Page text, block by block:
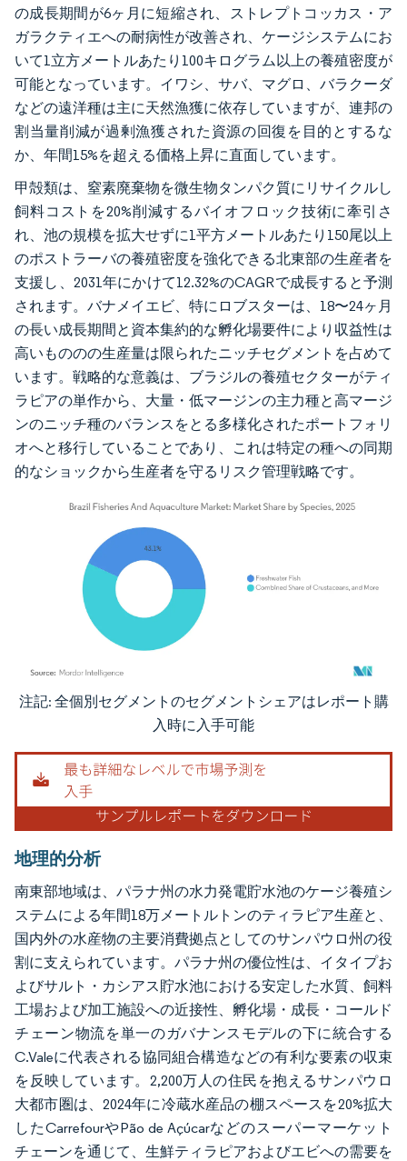
の成長期間が6ヶ月に短縮され、ストレプトコッカス・ア
ガラクティエへの耐病性が改善され、ケージシステムにお
いて1立方メートルあたり100キログラム以上の養殖密度が
可能となっています。イワシ、サバ、マグロ、バラクーダ
などの遠洋種は主に天然漁獲に依存していますが、連邦の
割当量削減が過剰漁獲された資源の回復を目的とするな
か、年間15%を超える価格上昇に直面しています。
甲殻類は、窒素廃棄物を微生物タンパク質にリサイクルし
飼料コストを20%削減するバイオフロック技術に牽引さ
れ、池の規模を拡大せずに1平方メートルあたり150尾以上
のポストラーバの養殖密度を強化できる北東部の生産者を
支援し、2031年にかけて12.32%のCAGRで成長すると予測
されます。バナメイエビ、特にロブスターは、18〜24ヶ月
の長い成長期間と資本集約的な孵化場要件により収益性は
高いもののの生産量は限られたニッチセグメントを占めて
います。戦略的な意義は、ブラジルの養殖セクターがティ
ラピアの単作から、大量・低マージンの主力種と高マージ
ンのニッチ種のバランスをとる多様化されたポートフォリ
オへと移行していることであり、これは特定の種への同期
的なショックから生産者を守るリスク管理戦略です。
画像 © Mordor Intelligence。再利用にはCC BY 4.0の表示が必要です。
注記: 全個別セグメントのセグメントシェアはレポート購
入時に入手可能
地理的分析
南東部地域は、パラナ州の水力発電貯水池のケージ養殖シ
ステムによる年間18万メートルトンのティラピア生産と、
国内外の水産物の主要消費拠点としてのサンパウロ州の役
割に支えられています。パラナ州の優位性は、イタイプお
よびサルト・カシアス貯水池における安定した水質、飼料
工場および加工施設への近接性、孵化場・成長・コールド
チェーン物流を単一のガバナンスモデルの下に統合する
C.Valeに代表される協同組合構造などの有利な要素の収束
を反映しています。2,200万人の住民を抱えるサンパウロ
大都市圏は、2024年に冷蔵水産品の棚スペースを20%拡大
したCarrefourやPão de Açúcarなどのスーパーマーケット
チェーンを通じて、生鮮ティラピアおよびエビへの需要を